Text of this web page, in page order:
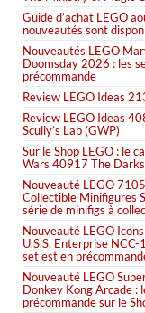
Guide d’achat LEGO
nouveautés sont
Nouveautés LEGO
Doomsday 2026 : les
précommande
Review LEGO Ideas
Review LEGO Ideas
Scully’s Lab (GWP)
Sur le Shop LEGO : le
Wars 40917 The
Nouveauté LEGO
Collectible Minifigures
série de minifigs à
Nouveauté LEGO
U.S.S. Enterprise
set est en
Nouveauté LEGO
Donkey Kong Arcade :
précommande sur le